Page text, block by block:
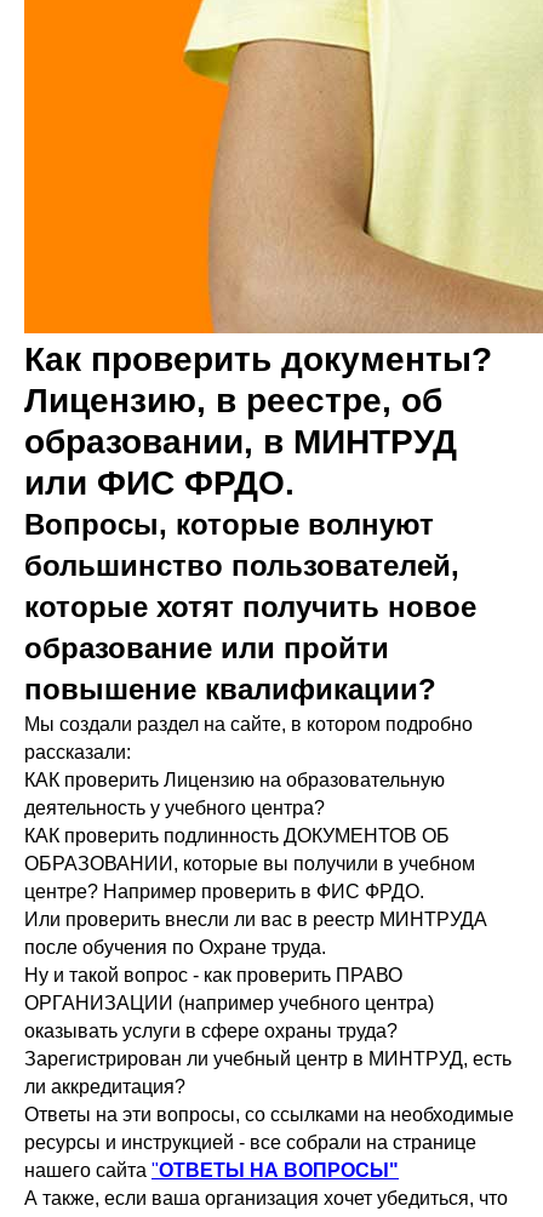
Как проверить документы?
Лицензию, в реестре, об
образовании, в МИНТРУД
или ФИС ФРДО.
Вопросы, которые волнуют
большинство пользователей,
которые хотят получить новое
образование или пройти
повышение квалификации?
Мы создали раздел на сайте, в котором подробно
рассказали:
КАК проверить Лицензию на образовательную
деятельность у учебного центра?
КАК проверить подлинность ДОКУМЕНТОВ ОБ
ОБРАЗОВАНИИ, которые вы получили в учебном
центре? Например проверить в ФИС ФРДО.
Или проверить внесли ли вас в реестр МИНТРУДА
после обучения по Охране труда.
Ну и такой вопрос - как проверить ПРАВО
ОРГАНИЗАЦИИ (например учебного центра)
оказывать услуги в сфере охраны труда?
Зарегистрирован ли учебный центр в МИНТРУД, есть
ли аккредитация?
Ответы на эти вопросы, со ссылками на необходимые
ресурсы и инструкцией - все собрали на странице
нашего сайта "ОТВЕТЫ НА ВОПРОСЫ"
А также, если ваша организация хочет убедиться, что